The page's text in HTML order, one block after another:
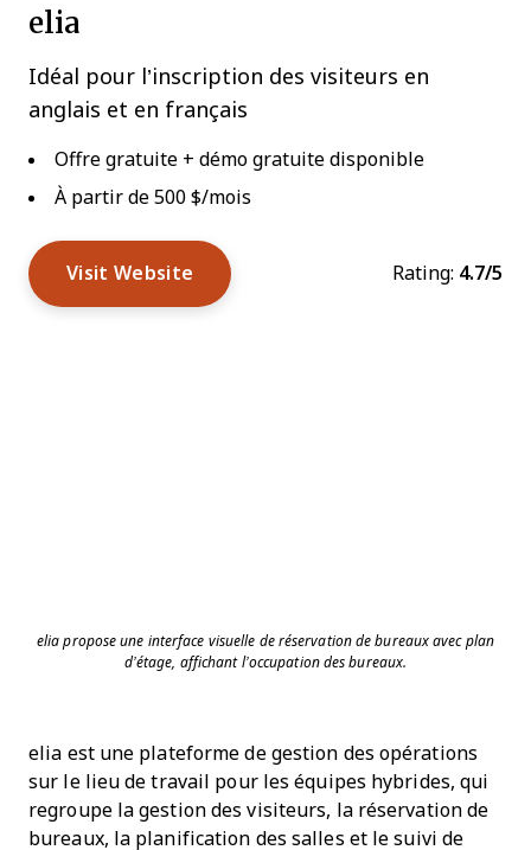
elia
Idéal pour l’inscription des visiteurs en
anglais et en français
Offre gratuite + démo gratuite disponible
À partir de 500 $/mois
Visit Website Rating: 4.7/5
elia propose une interface visuelle de réservation de bureaux avec plan
d’étage, affichant l’occupation des bureaux.
elia est une plateforme de gestion des opérations
sur le lieu de travail pour les équipes hybrides, qui
regroupe la gestion des visiteurs, la réservation de
bureaux, la planification des salles et le suivi de